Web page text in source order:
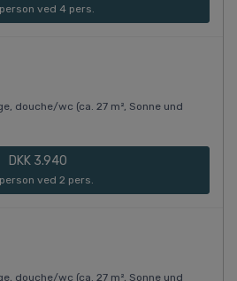
ved 4 pers.
douche/wc (ca. 27 m², Sonne und
DKK 3.940
ved 2 pers.
douche/wc (ca. 27 m², Sonne und